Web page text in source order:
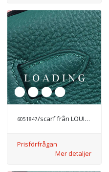
6051847/scarf från LOUIS VUITTON
Prisförfrågan
Mer detaljer